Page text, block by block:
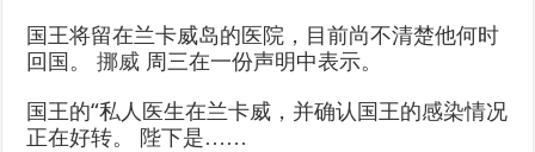
国王将留在兰卡威岛的医院，目前尚不清楚他何时
回国。挪威 周三在一份声明中表示。
国王的“私人医生在兰卡威，并确认国王的感染情况
正在好转。 陛下是……